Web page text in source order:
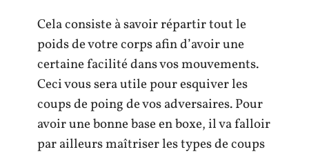
Cela consiste à savoir répartir tout le
poids de votre corps afin d’avoir une
certaine facilité dans vos mouvements.
Ceci vous sera utile pour esquiver les
coups de poing de vos adversaires. Pour
avoir une bonne base en boxe, il va falloir
par ailleurs maîtriser les types de coups